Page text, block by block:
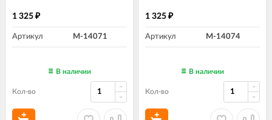
1 325 ₽
Артикул M-14071
В наличии
Кол-во
1 325 ₽
Артикул M-14074
В наличии
Кол-во